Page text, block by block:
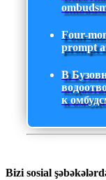
Four-
prompt
В
к
Bizi sosial